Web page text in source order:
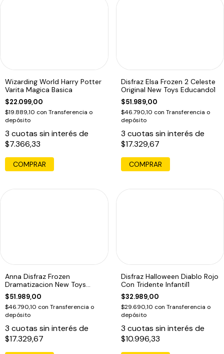
Wizarding World Harry Potter
Varita Magica Basica
$22.099,00
$19.889,10 con Transferencia o
depósito
3 cuotas sin interés de
$7.366,33
COMPRAR
Disfraz Elsa Frozen 2 Celeste
Original New Toys Educando1
$51.989,00
$46.790,10 con Transferencia o
depósito
3 cuotas sin interés de
$17.329,67
COMPRAR
Anna Disfraz Frozen
Dramatizacion New Toys
Original Educando1
$51.989,00
$46.790,10 con Transferencia o
depósito
3 cuotas sin interés de
$17.329,67
Disfraz Halloween Diablo Rojo
Con Tridente Infantil1
$32.989,00
$29.690,10 con Transferencia o
depósito
3 cuotas sin interés de
$10.996,33